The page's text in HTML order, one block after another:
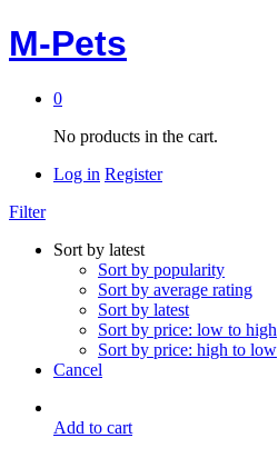
M-Pets
0
No products in the cart.
Log in Register
Filter
Sort by latest
Sort by popularity
Sort by average rating
Sort by latest
Sort by price: low to high
Sort by price: high to low
Cancel
Add to cart